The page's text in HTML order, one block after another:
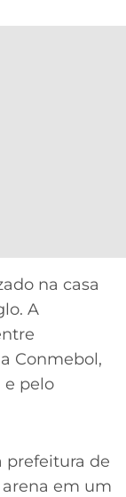
na casa
A
Conmebol,
e pelo
prefeitura de
em um